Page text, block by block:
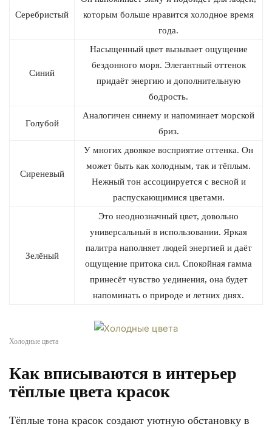
Серебристый
которым больше нравится холодное время
года.
Синий
Насыщенный цвет вызывает ощущение
бездонного моря. Элегантный оттенок
придаёт энергию и дополнительную
бодрость.
Голубой
Аналогичен синему и напоминает морской
бриз.
Сиреневый
У многих двоякое восприятие оттенка. Он
может быть как холодным, так и тёплым.
Нежный тон ассоциируется с весной и
распускающимися цветами.
Зелёный
Это неоднозначный цвет, довольно
универсальный в использовании. Яркая
палитра наполняет людей энергией и даёт
ощущение притока сил. Спокойная гамма
принесёт чувство уединения, она будет
напоминать о природе и летних днях.
Холодные цвета
Как вписываются в интерьер
тёплые цвета красок
Тёплые тона красок создают уютную обстановку в